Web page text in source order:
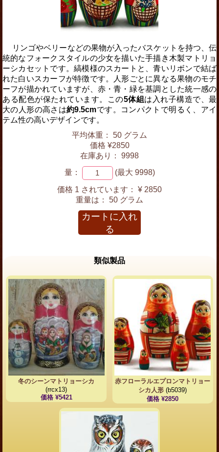
リンゴやベリーなどの果物が入ったバスケットを持つ、伝
統的なフォークスタイルの少女を描いた手描き木製マトリョ
ーシカセットです。縞模様のスカートと、青いリボンで結ば
れた白いスカーフが特徴です。人形ごとに異なる果物のモチ
ーフが描かれていますが、赤・青・緑を基調とした統一感の
ある配色が保たれています。この5体組 は入れ子構造で、最
大の人形の高さは約9.5cmです。コンパクトで明るく、アイ
テム性の高いデザインです。
平均体重： 50 グラム
価格 ¥2850
在庫あり： 9998
量： (最大 9998)
価格 1 されています：
¥ 2850
重量は： 50 グラム
カートに入れ
る
類似製品
冬のシーンマトリョーシカ
(rrcx13)
価格 ¥5421
赤フローラルエプロンマトリョー
シカ人形 (b5039)
価格 ¥2850